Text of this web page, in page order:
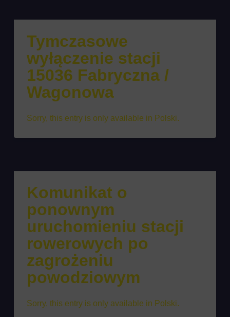
Tymczasowe
wyłączenie stacji
15036 Fabryczna /
Wagonowa
Sorry, this entry is only available in Polski.
Komunikat o
ponownym
uruchomieniu stacji
rowerowych po
zagrożeniu
powodziowym
Sorry, this entry is only available in Polski.